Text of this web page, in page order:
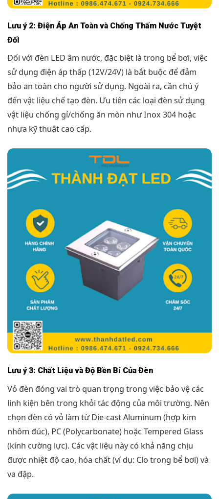
Lưu ý 2: Điện Áp An Toàn và Chống Thấm Nước Tuyệt
Đối
Đối với đèn LED âm nước, đặc biệt là trong bể bơi, việc
sử dụng điện áp thấp (12V/24V) là bắt buộc để đảm
bảo an toàn cho người sử dụng. Ngoài ra, cần chú ý
đến vật liệu chế tạo đèn. Ưu tiên các loại đèn sử dụng
vật liệu chống gỉ/chống ăn mòn như Inox 304 hoặc
nhựa kỹ thuật cao cấp.
Lưu ý 3: Chất Liệu và Độ Bền Bỉ Của Đèn
Vỏ đèn đóng vai trò quan trọng trong việc bảo vệ các
linh kiện bên trong khỏi tác động của môi trường. Nên
chọn đèn có vỏ làm từ Die-cast Aluminum (hợp kim
nhôm đúc), PC (Polycarbonate) hoặc Tempered Glass
(kính cường lực). Các vật liệu này có khả năng chịu
được nhiệt độ cao, hóa chất (ví dụ: Clo trong bể bơi) và
va đập.